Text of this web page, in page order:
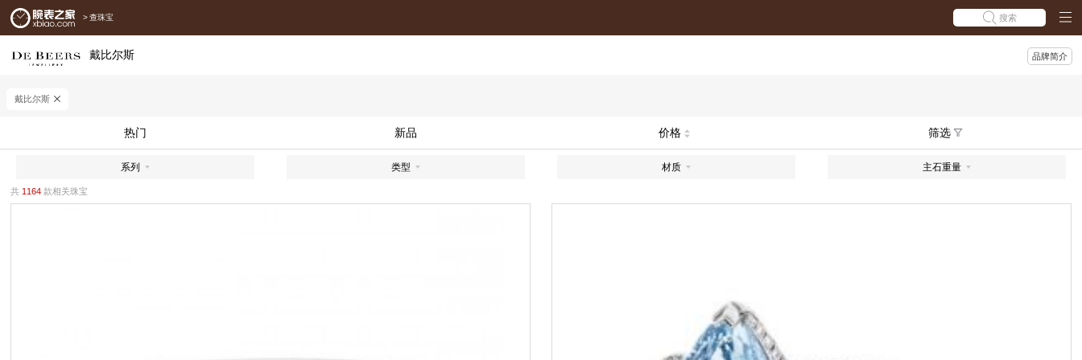
> 查珠宝 搜索
戴比尔斯 品牌简介
戴比尔斯
热门 新品 价格 筛选
系列 类型 材质 主石重量
共 1164款相关珠宝